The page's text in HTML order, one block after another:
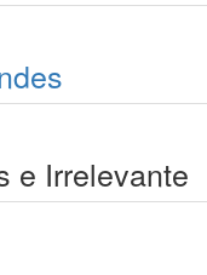
e Irrelevante